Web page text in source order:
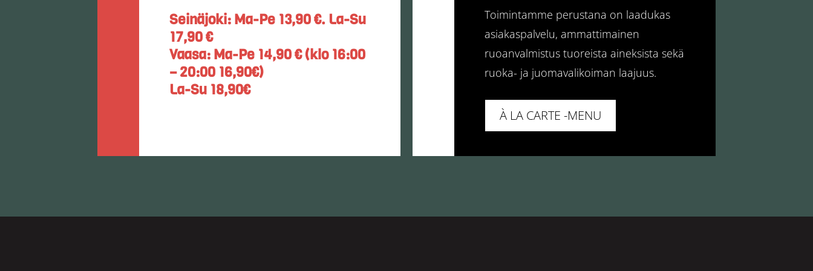
Seinäjoki: Ma-Pe 13,90 €. La-Su
17,90 €
Vaasa: Ma-Pe 14,90 € (klo 16:00
– 20:00 16,90€)
La-Su 18,90€
Toimintamme perustana on laadukas
asiakaspalvelu, ammattimainen
ruoanvalmistus tuoreista aineksista sekä
ruoka- ja juomavalikoiman laajuus.
À LA CARTE -MENU